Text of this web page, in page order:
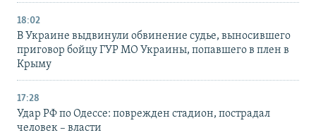
18:02
В Украине выдвинули обвинение судье, выносившего
приговор бойцу ГУР МО Украины, попавшего в плен в
Крыму
17:28
Удар РФ по Одессе: поврежден стадион, пострадал
человек – власти